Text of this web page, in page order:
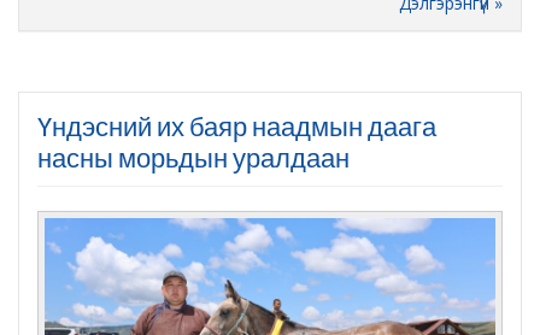
Үндэсний их баяр наадмын даага
насны морьдын уралдаан